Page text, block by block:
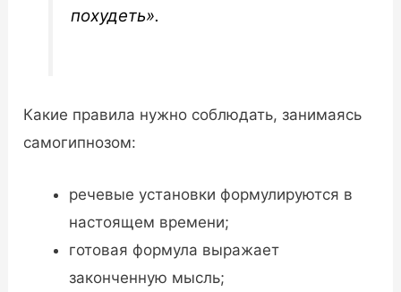
похудеть».
Какие правила нужно соблюдать, занимаясь
самогипнозом:
речевые установки формулируются в
настоящем времени;
готовая формула выражает
законченную мысль;